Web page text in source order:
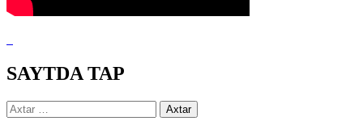
SAYTDA TAP
Axtarış: